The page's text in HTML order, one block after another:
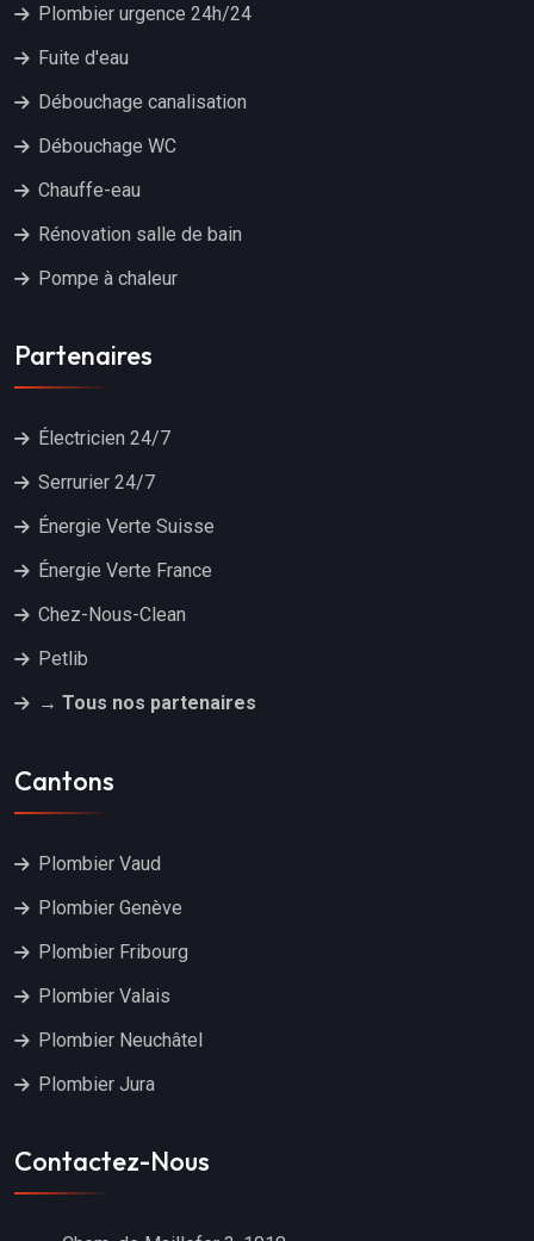
Plombier urgence 24h/24
Fuite d'eau
Débouchage canalisation
Débouchage WC
Chauffe-eau
Rénovation salle de bain
Pompe à chaleur
Partenaires
Électricien 24/7
Serrurier 24/7
Énergie Verte Suisse
Énergie Verte France
Chez-Nous-Clean
Petlib
→ Tous nos partenaires
Cantons
Plombier Vaud
Plombier Genève
Plombier Fribourg
Plombier Valais
Plombier Neuchâtel
Plombier Jura
Contactez-Nous